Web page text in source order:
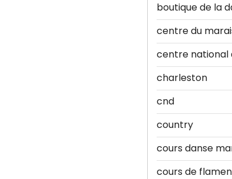
boutique de la
centre du
centre national
charleston
cnd
country
cours danse
cours de